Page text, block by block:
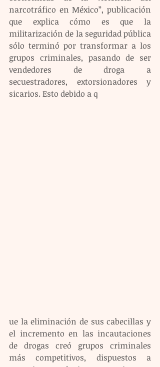
narcotráfico en México”, publicación
que explica cómo es que la
militarización de la seguridad pública
sólo terminó por transformar a los
grupos criminales, pasando de ser
vendedores de droga a
secuestradores, extorsionadores y
sicarios. Esto debido a q
ue la eliminación de sus cabecillas y
el incremento en las incautaciones
de drogas creó grupos criminales
más competitivos, dispuestos a